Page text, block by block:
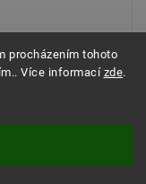
procházením tohoto
Více informací zde.